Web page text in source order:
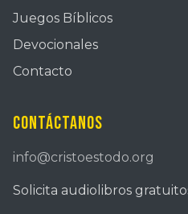
Juegos Bíblicos
Devocionales
Contacto
Contáctanos
info@cristoestodo.org
Solicita audiolibros